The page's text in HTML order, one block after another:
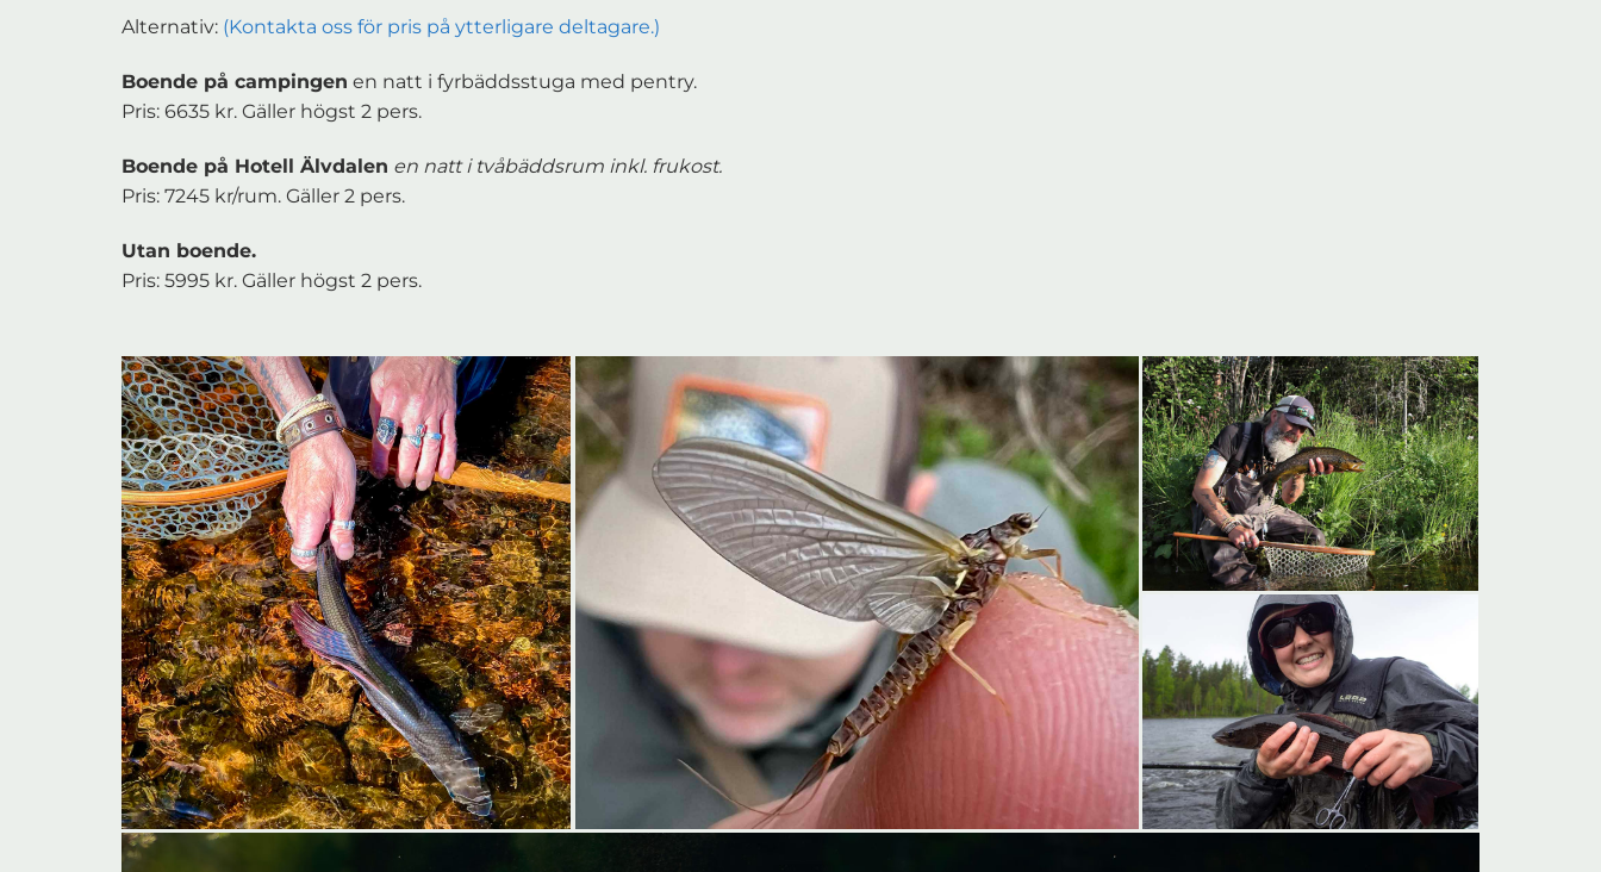
Alternativ: (Kontakta oss för pris på ytterligare deltagare.)
Boende på campingen en natt i fyrbäddsstuga med pentry.
Pris: 6635 kr. Gäller högst 2 pers.
Boende på Hotell Älvdalen en natt i tvåbäddsrum inkl. frukost.
Pris: 7245 kr/rum. Gäller 2 pers.
Utan boende.
Pris: 5995 kr. Gäller högst 2 pers.